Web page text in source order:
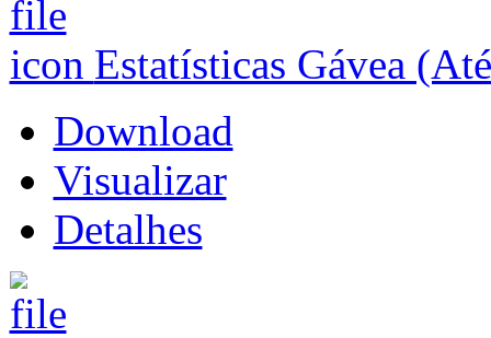
Estatísticas Gávea
Download
Visualizar
Detalhes